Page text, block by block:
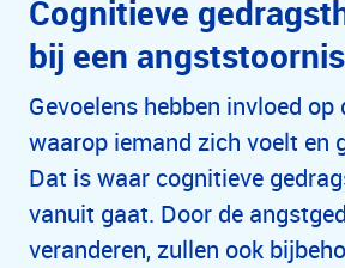
Cognitieve
bij een angststoornis
Gevoelens hebben invloed op
waarop iemand zich voelt en
Dat is waar cognitieve
vanuit gaat. Door de
veranderen, zullen ook